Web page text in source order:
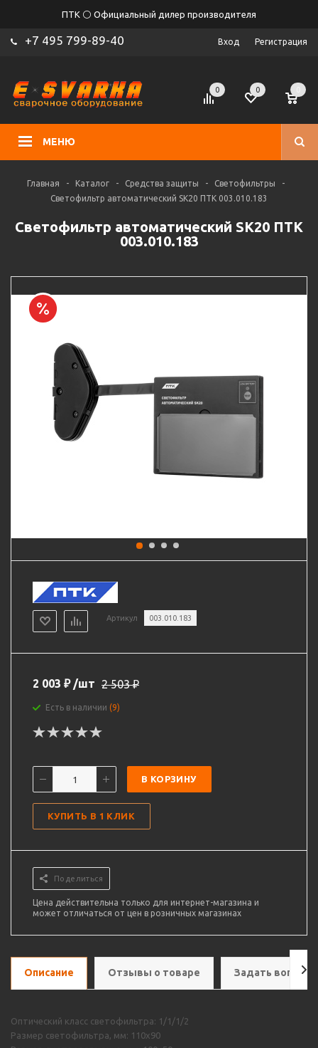
ПТК ⚪ Официальный дилер производителя
+7 495 799-89-40 Вход Регистрация
МЕНЮ
0 0
Главная - Каталог - Средства защиты - Светофильтры
-
Светофильтр автоматический SK20 ПТК 003.010.183
Светофильтр автоматический SK20 ПТК
003.010.183
Артикул 003.010.183
2 003 ₽ /шт 2 503₽
Есть в наличии (9)
В КОРЗИНУ
КУПИТЬ В 1 КЛИК
Поделиться
Цена действительна только для интернет-магазина и
может отличаться от цен в розничных магазинах
Описание Отзывы о товаре Задать вопрос
Оптический класс светофильтра: 1/1/1/2
Размер светофильтра, мм: 110х90